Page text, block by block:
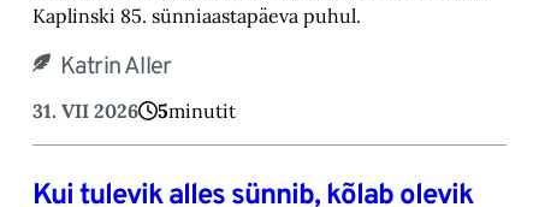
Kaplinski 85. sünniaastapäeva puhul.
Katrin Aller
31. VII 2026 5minutit
Kui tulevik alles sünnib, kõlab olevik